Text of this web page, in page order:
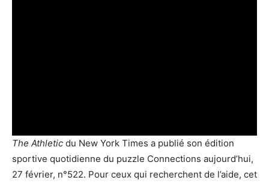
The Athletic du New York Times a publié son édition
sportive quotidienne du puzzle Connections aujourd’hui,
27 février, n°522. Pour ceux qui recherchent de l’aide, cet